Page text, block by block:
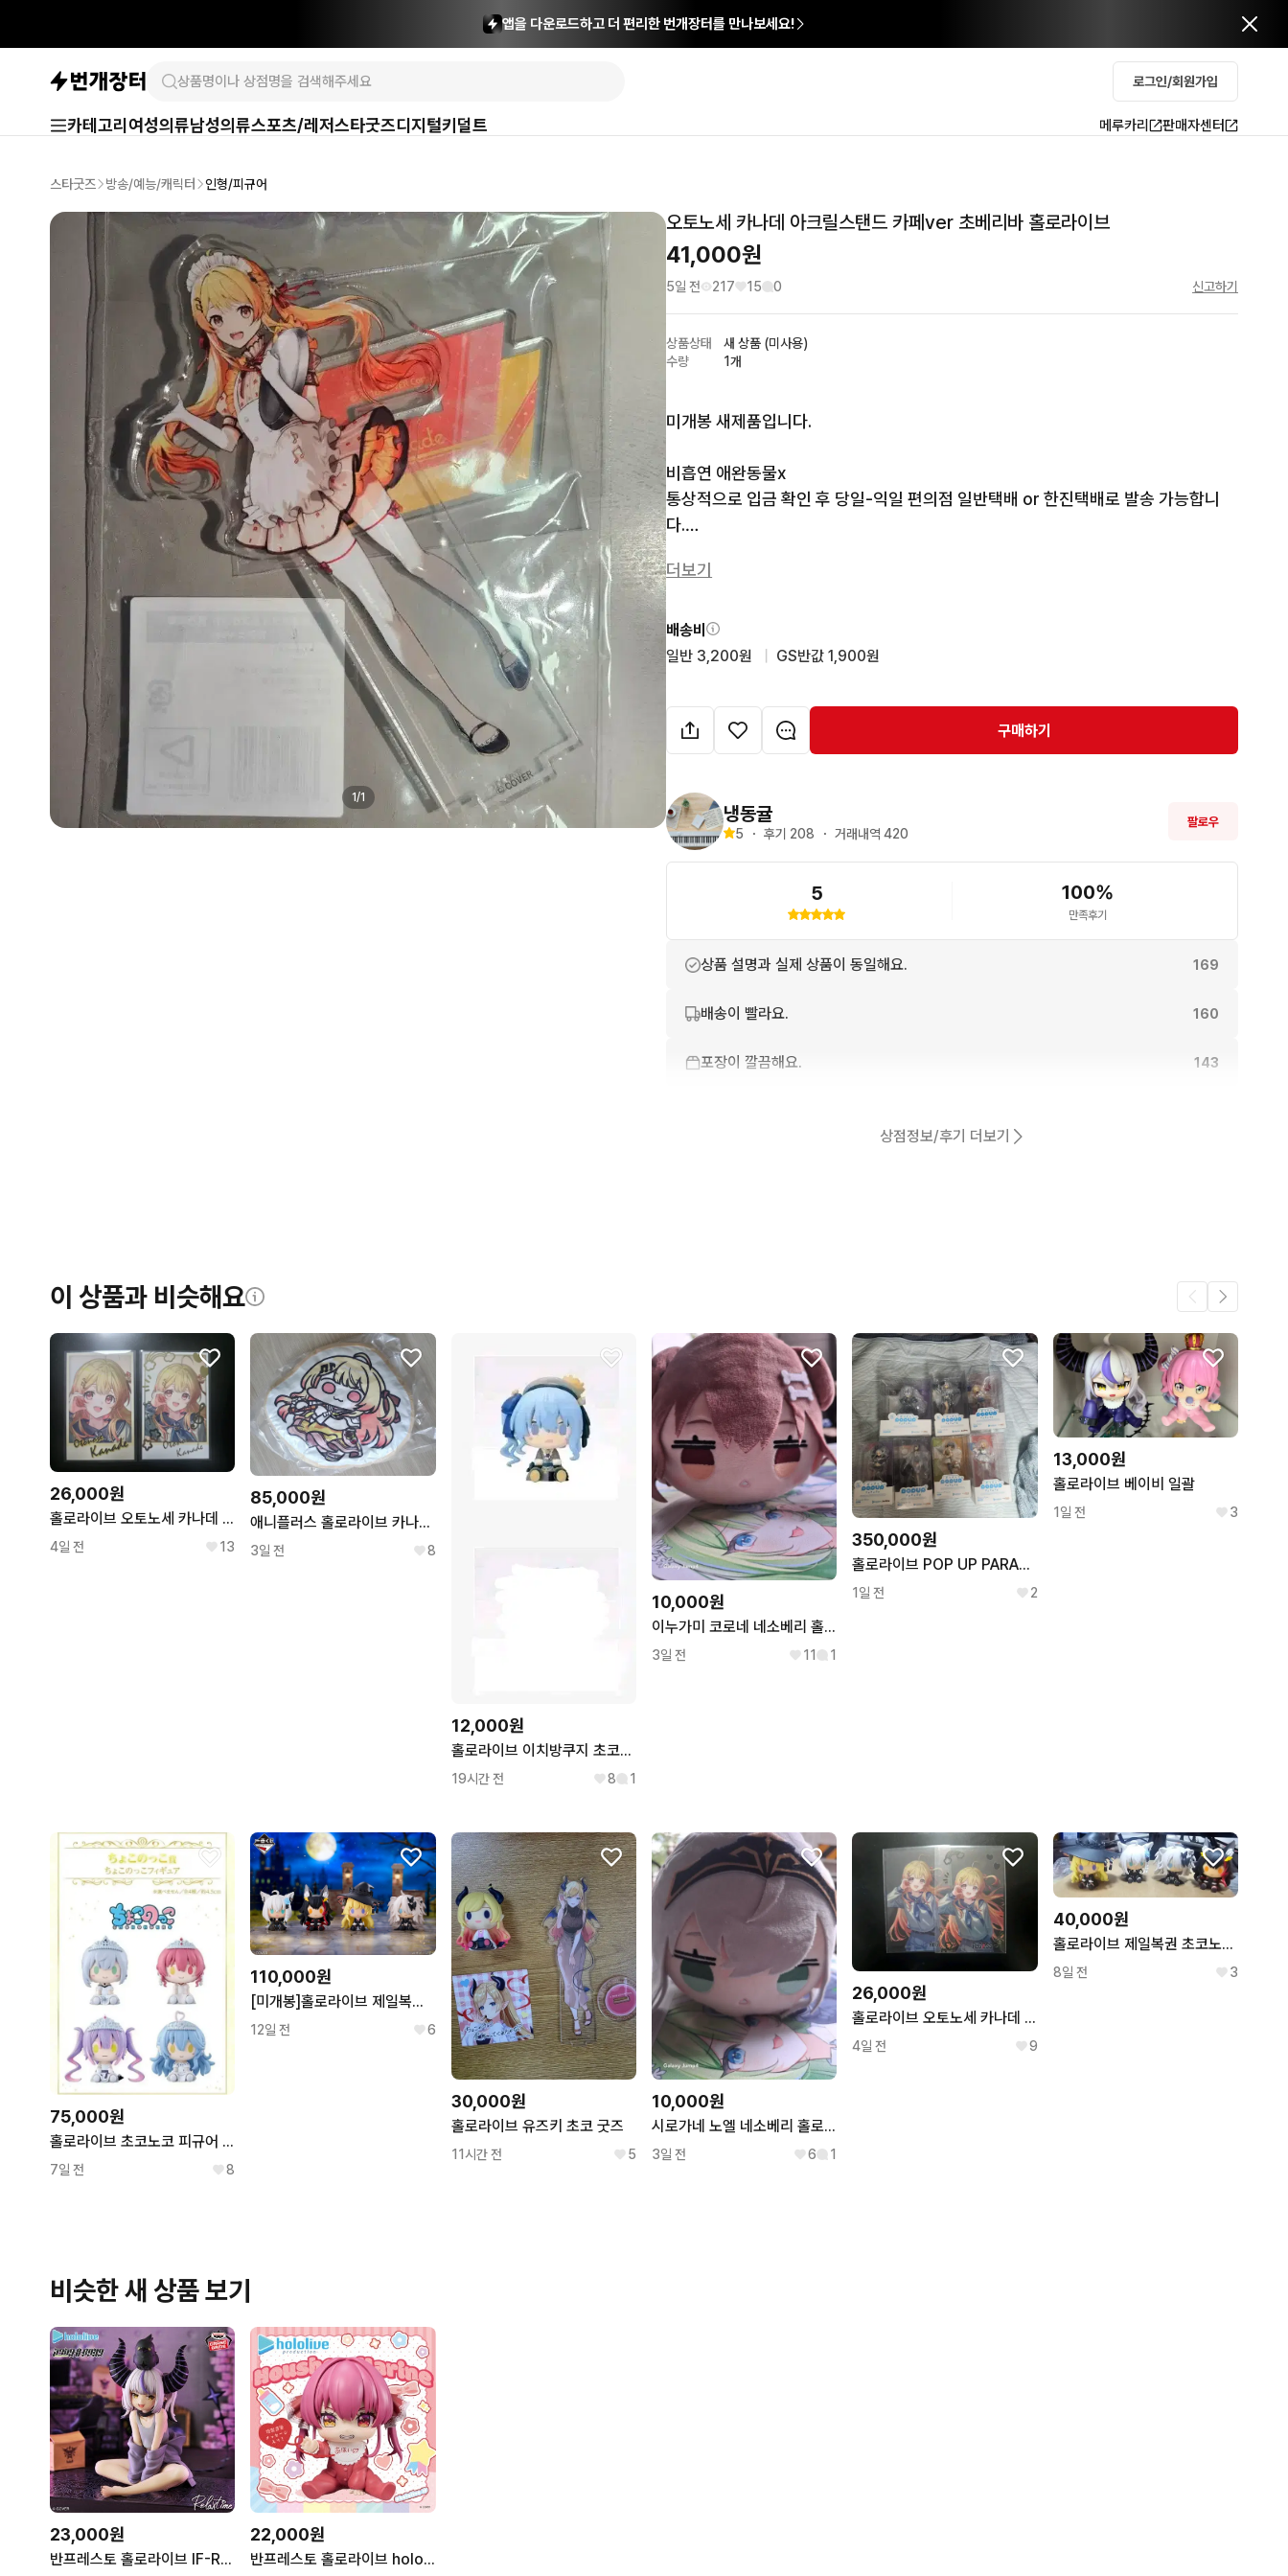
앱을 다운로드하고 더 편리한 번개장터를 만나보세요!
로그인/회원가입
카테고리 여성의류남성의류스포츠/레저스타굿즈디지털키덜트 메루카리 판매자센터
스타굿즈 방송/예능/캐릭터 인형/피규어
1/1
오토노세 카나데 아크릴스탠드 카페ver 초베리바 홀로라이브
41,000원
5일 전 217 15 0 신고하기
상품상태
새 상품 (미사용)
수량
1개
미개봉 새제품입니다.
비흡연 애완동물x
통상적으로 입금 확인 후 당일-익일 편의점 일반택배 or 한진택배로 발송 가능합니
다.
더보기
배송비
일반 3,200원
GS반값 1,900원
구매하기
냉동귤
5 ・ 후기 208 ・ 거래내역 420
팔로우
5 100%
만족후기
상품 설명과 실제 상품이 동일해요. 169
배송이 빨라요. 160
포장이 깔끔해요. 143
상점정보/후기 더보기
이 상품과 비슷해요
26,000원
홀로라이브 오토노세 카나데 2주년 체키 2종
4일 전 13
85,000원
애니플러스 홀로라이브 카나데 모양 쿠션
3일 전 8
12,000원
홀로라이브 이치방쿠지 초코노코 판매
19시간 전 8 1
10,000원
이누가미 코로네 네소베리 홀로라이브
3일 전 11 1
350,000원
홀로라이브 POP UP PARADE 피규어 7종 세트 일괄판매
1일 전 2
13,000원
홀로라이브 베이비 일괄
1일 전 3
75,000원
홀로라이브 초코노코 피규어 웨딩버전 4종 세트
7일 전 8
110,000원
[미개봉]홀로라이브 제일복권 초코노코 피규어 전 4종세트
12일 전 6
30,000원
홀로라이브 유즈키 초코 굿즈
11시간 전 5
10,000원
시로가네 노엘 네소베리 홀로라이브
3일 전 6 1
26,000원
홀로라이브 오토노세 카나데 2주년 특전 포카
4일 전 9
40,000원
홀로라이브 제일복권 초코노코 피규어 전 4종세트
8일 전 3
비슷한 새 상품 보기
23,000원
반프레스토 홀로라이브 IF-Relax time 라플라스 다크니스 피규어
22,000원
반프레스토 홀로라이브 hololive IF 홀로베이비즈 호쇼 마린 피규어